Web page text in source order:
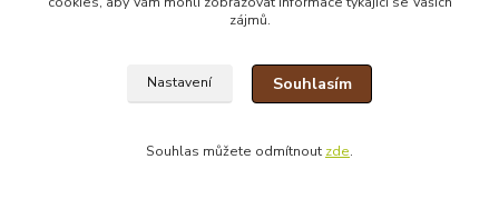
po - pá 7:00 - 15:00
zájmů.
Nastavení Souhlasím
Souhlas můžete odmítnout zde.